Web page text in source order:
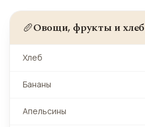
🥖Овощи, фрукты и хлеб
Хлеб
Бананы
Апельсины